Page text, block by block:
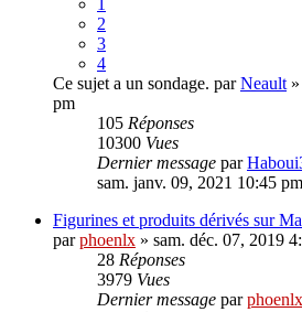
1
2
3
4
Ce sujet a un sondage. parNeault»
pm
105 Réponses
10300 Vues
Dernier message par
sam. janv. 09, 2021 10:45 pm
Figurines et produits dérivés sur
parphoenlx » sam. déc. 07, 2019
28 Réponses
3979 Vues
Dernier message parphoenlx